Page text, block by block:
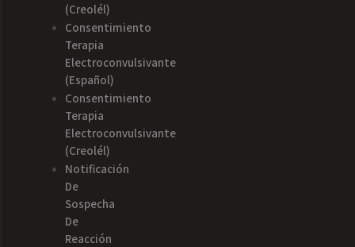
(creolél)
Consentimiento
Terapia
Electroconvulsivante
(español)
Consentimiento
Terapia
Electroconvulsivante
(creolél)
Notificación
De
Sospecha
De
Reacción